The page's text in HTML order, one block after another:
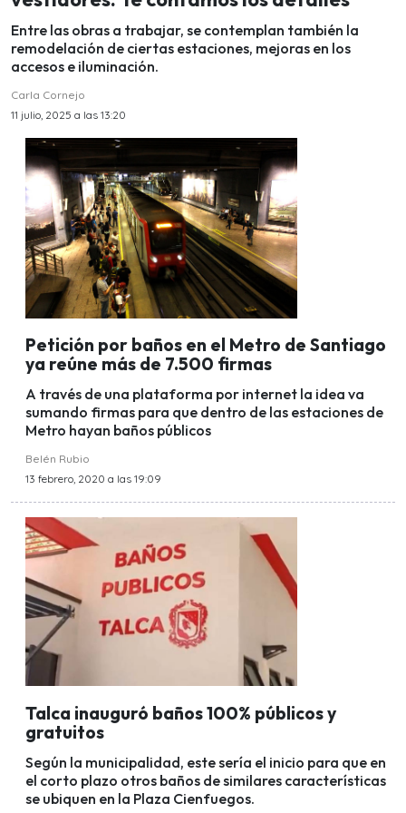
Entre las obras a trabajar, se contemplan también la
remodelación de ciertas estaciones, mejoras en los
accesos e iluminación.
Carla Cornejo
11 julio, 2025 a las 13:20
Petición por baños en el Metro de Santiago
ya reúne más de 7.500 firmas
A través de una plataforma por internet la idea va
sumando firmas para que dentro de las estaciones de
Metro hayan baños públicos
Belén Rubio
13 febrero, 2020 a las 19:09
Talca inauguró baños 100% públicos y
gratuitos
Según la municipalidad, este sería el inicio para que en
el corto plazo otros baños de similares características
se ubiquen en la Plaza Cienfuegos.